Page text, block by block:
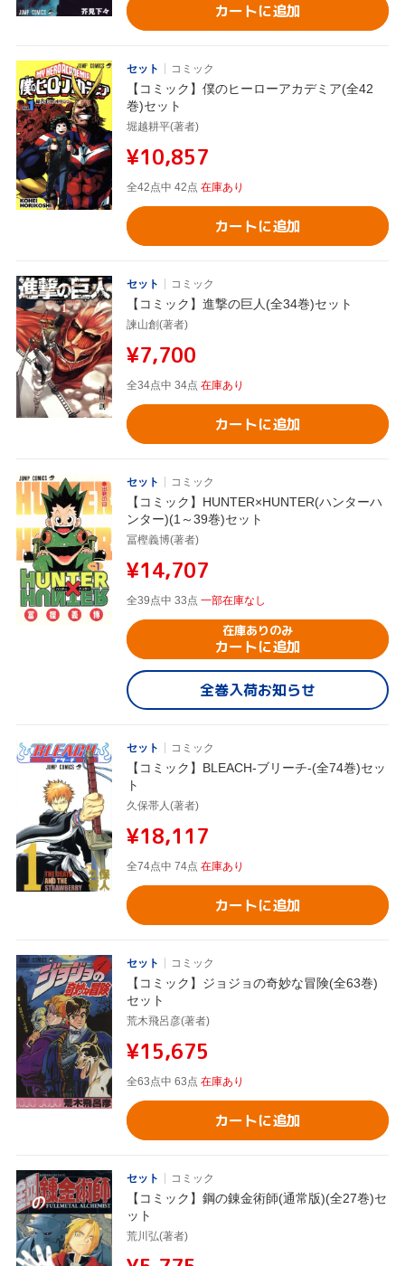
カートに追加
セット コミック
【コミック】僕のヒーローアカデミア(全42
巻)セット
堀越耕平(著者)
¥10,857
全42点中 42点 在庫あり
カートに追加
セット コミック
【コミック】進撃の巨人(全34巻)セット
諫山創(著者)
¥7,700
全34点中 34点 在庫あり
カートに追加
セット コミック
【コミック】HUNTER×HUNTER(ハンターハ
ンター)(1～39巻)セット
冨樫義博(著者)
¥14,707
全39点中 33点 一部在庫なし
在庫ありのみ
カートに追加
全巻入荷お知らせ
セット コミック
【コミック】BLEACH-ブリーチ-(全74巻)セッ
ト
久保帯人(著者)
¥18,117
全74点中 74点 在庫あり
カートに追加
セット コミック
【コミック】ジョジョの奇妙な冒険(全63巻)
セット
荒木飛呂彦(著者)
¥15,675
全63点中 63点 在庫あり
カートに追加
セット コミック
【コミック】鋼の錬金術師(通常版)(全27巻)セ
ット
荒川弘(著者)